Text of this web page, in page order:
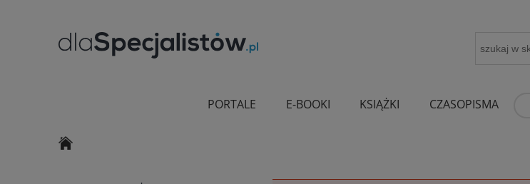
PORTALE E-BOOKI KSIĄŻKI CZASOPISMA